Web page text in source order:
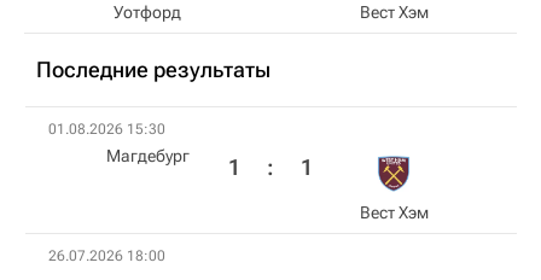
Уотфорд Вест Хэм
Последние результаты
01.08.2026 15:30
Магдебург 1 : 1
Вест Хэм
26.07.2026 18:00